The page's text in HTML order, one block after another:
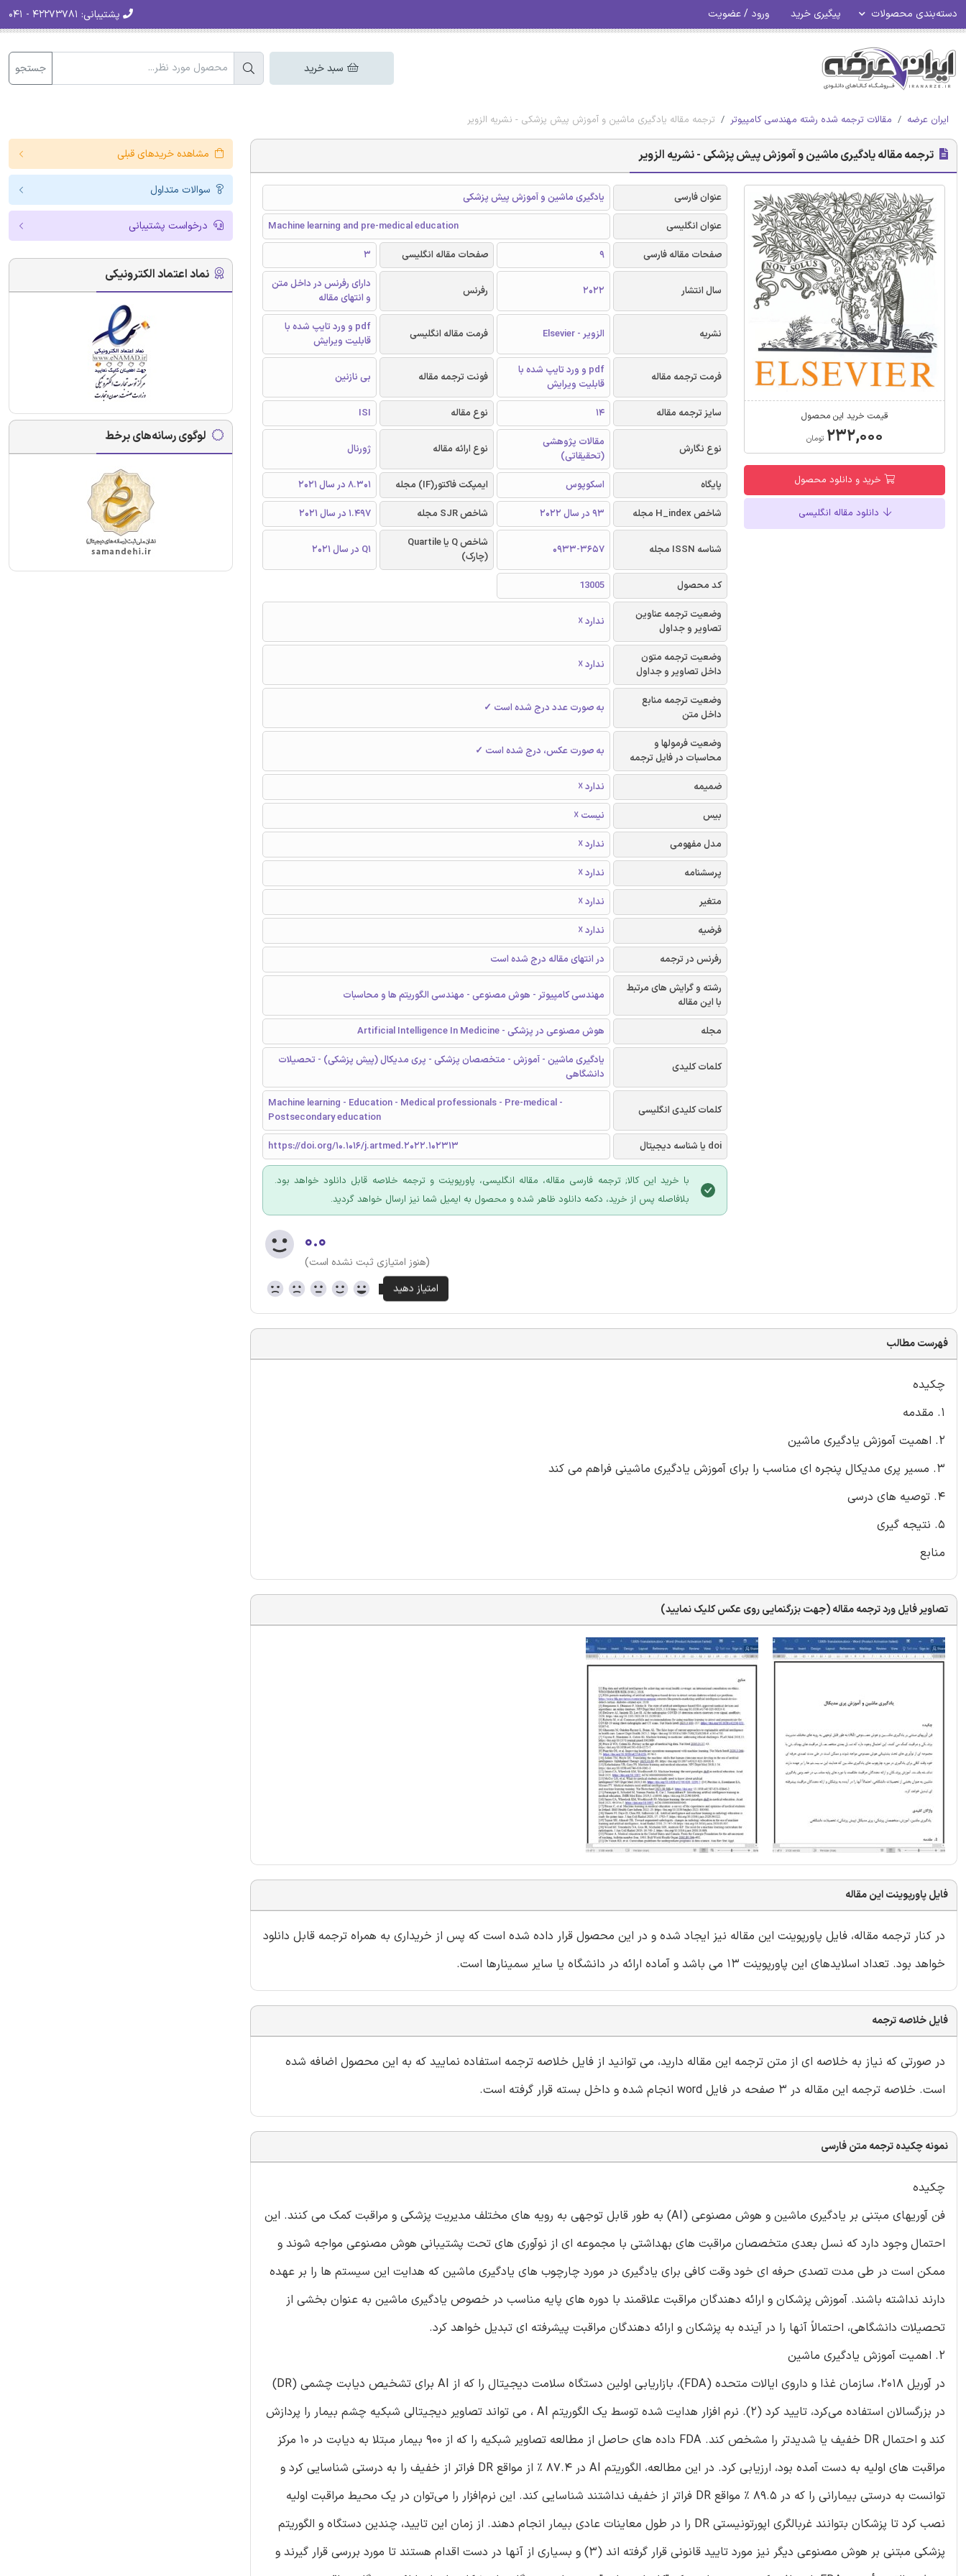
دسته‌بندی محصولات پیگیری خرید ورود / عضویت پشتیبانی:
سبد خرید جستجو
ایران عرضه مقالات ترجمه شده رشته مهندسی کامپیوتر ترجمه مقاله یادگیری ماشین و آموزش پیش پزشکی - نشریه الزویر
ترجمه مقاله یادگیری ماشین و آموزش پیش پزشکی - نشریه الزویر
قیمت خرید این محصول
۲۳۲,۰۰۰ تومان
خرید و دانلود محصول
دانلود مقاله انگلیسی
عنوان فارسی
یادگیری ماشین و آموزش پیش پزشکی
عنوان انگلیسی
Machine learning and pre-medical education
صفحات مقاله فارسی
9 صفحات مقاله انگلیسی 3
سال انتشار 2022 رفرنس
دارای رفرنس در داخل متن
و انتهای مقاله
نشریه الزویر - Elsevier فرمت مقاله انگلیسی
pdf و ورد تایپ شده با
قابلیت ویرایش
فرمت ترجمه مقاله
pdf و ورد تایپ شده با
قابلیت ویرایش
فونت ترجمه مقاله بی نازنین
سایز ترجمه مقاله 14 نوع مقاله ISI
نوع نگارش
مقالات پژوهشی
(تحقیقاتی)
نوع ارائه مقاله ژورنال
پایگاه اسکوپوس ایمپکت فاکتور(IF) مجله
8.301 در سال 2021
شاخص H_index مجله
93 در سال 2022 شاخص SJR مجله 1.497 در سال 2021
شناسه ISSN مجله 0933-3657
شاخص Q یا Quartile
(چارک)
Q1 در سال 2021
کد محصول
13005
وضعیت ترجمه عناوین
تصاویر و جداول
ندارد ☓
وضعیت ترجمه متون
داخل تصاویر و جداول
ندارد ☓
وضعیت ترجمه منابع
داخل متن
به صورت عدد درج شده است ✓
وضعیت فرمولها و
محاسبات در فایل ترجمه
به صورت عکس، درج شده است ✓
ضمیمه
ندارد ☓
بیس
نیست ☓
مدل مفهومی
ندارد ☓
پرسشنامه
ندارد ☓
متغیر
ندارد ☓
فرضیه
ندارد ☓
رفرنس در ترجمه
در انتهای مقاله درج شده است
رشته و گرایش های مرتبط
با این مقاله
مهندسی کامپیوتر - هوش مصنوعی - مهندسی الگوریتم ها و محاسبات
مجله هوش مصنوعی در پزشکی - Artificial Intelligence In Medicine
کلمات کلیدی
یادگیری ماشین - آموزش - متخصصان پزشکی - پری مدیکال (پیش پزشکی) - تحصیلات
دانشگاهی
کلمات کلیدی انگلیسی
Machine learning - Education - Medical professionals - Pre-medical -
Postsecondary education
doi یا شناسه دیجیتال
https://doi.org/10.1016/j.artmed.2022.102313
با خرید این کالا; ترجمه فارسی مقاله، مقاله انگلیسی، پاورپوینت و ترجمه خلاصه قابل دانلود خواهد بود.
بلافاصله پس از خرید، دکمه دانلود ظاهر شده و محصول به ایمیل شما نیز ارسال خواهد گردید.
۰.۰
(هنوز امتیازی ثبت نشده است)
فهرست مطالب
چکیده
1. مقدمه
2. اهمیت آموزش یادگیری ماشین
3. مسیر پری مدیکال پنجره ای مناسب را برای آموزش یادگیری ماشینی فراهم می کند
4. توصیه های درسی
5. نتیجه گیری
منابع
تصاویر فایل ورد ترجمه مقاله (جهت بزرگنمایی روی عکس کلیک نمایید)
فایل پاورپوینت این مقاله
در کنار ترجمه مقاله، فایل پاورپوینت این مقاله نیز ایجاد شده و در این محصول قرار داده شده است که پس از خریداری به همراه ترجمه قابل دانلود
خواهد بود. تعداد اسلایدهای این پاورپوینت 13 می باشد و آماده ارائه در دانشگاه یا سایر سمینارها است.
فایل خلاصه ترجمه
در صورتی که نیاز به خلاصه ای از متن ترجمه این مقاله دارید، می توانید از فایل خلاصه ترجمه استفاده نمایید که به این محصول اضافه شده
است. خلاصه ترجمه این مقاله در 3 صفحه در فایل word انجام شده و داخل بسته قرار گرفته است.
نمونه چکیده ترجمه متن فارسی
چکیده
فن آوریهای مبتنی بر یادگیری ماشین و هوش مصنوعی (AI) به طور قابل توجهی به رویه های مختلف مدیریت پزشکی و مراقبت کمک می کنند. این
احتمال وجود دارد که نسل بعدی متخصصان مراقبت های بهداشتی با مجموعه ای از نوآوری های تحت پشتیبانی هوش مصنوعی مواجه شوند و
ممکن است در طی مدت تصدی حرفه ای خود وقت کافی برای یادگیری در مورد چارچوب های یادگیری ماشین که هدایت این سیستم ها را بر عهده
دارند نداشته باشند. آموزش پزشکان و ارائه دهندگان مراقبت علاقمند با دوره های پایه مناسب در خصوص یادگیری ماشین به عنوان بخشی از
تحصیلات دانشگاهی، احتمالاً آنها را در آینده به پزشکان و ارائه دهندگان مراقبت پیشرفته ای تبدیل خواهد کرد.
2. اهمیت آموزش یادگیری ماشین
در آوریل 2018، سازمان غذا و داروی ایالات متحده (FDA)، بازاریابی اولین دستگاه سلامت دیجیتال را که از AI برای تشخیص دیابت چشمی (DR)
در بزرگسالان استفاده می‌کرد، تایید کرد (2). نرم افزار هدایت شده توسط یک الگوریتم AI ، می تواند تصاویر دیجیتالی شبکیه چشم بیمار را پردازش
کند و احتمال DR خفیف یا شدیدتر را مشخص کند. FDA داده های حاصل از مطالعه تصاویر شبکیه را که از 900 بیمار مبتلا به دیابت در 10 مرکز
مراقبت های اولیه به دست آمده بود، ارزیابی کرد. در این مطالعه، الگوریتم AI در 87.4 % از مواقع DR فراتر از خفیف را به درستی شناسایی کرد و
توانست به درستی بیمارانی را که در 89.5 % مواقع DR فراتر از خفیف نداشتند شناسایی کند. این نرم‌افزار را می‌توان در یک محیط مراقبت اولیه
نصب کرد تا پزشکان بتوانند غربالگری اپورتونیستی DR را در طول معاینات عادی بیمار انجام دهند. از زمان این تایید، چندین دستگاه و الگوریتم
پزشکی مبتنی بر هوش مصنوعی دیگر نیز مورد تایید قانونی قرار گرفته اند (3) و بسیاری از آنها در دست اقدام هستند تا مورد بررسی قرار گیرند و
مشاهده خریدهای قبلی
سوالات متداول
درخواست پشتیبانی
نماد اعتماد الکترونیکی
لوگوی رسانه‌های برخط